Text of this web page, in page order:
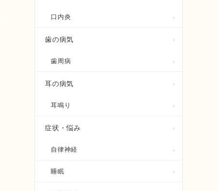
口内炎
歯の病気
歯周病
耳の病気
耳鳴り
症状・悩み
自律神経
睡眠